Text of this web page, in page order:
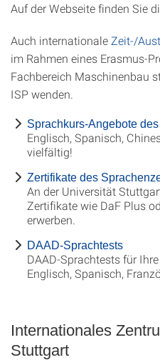
Auf der Webseite finden Sie
Auch internationale Zeit-/
im Rahmen eines Erasmus-
Fachbereich Maschinenbau
ISP wenden.
Sprachkurs-Angebote
Englisch, Spanisch,
vielfältig!
Zertifikate des
An der Universität
Zertifikate wie DaF Plus
erwerben.
DAAD-Sprachtests
DAAD-Sprachtests für
Englisch, Spanisch,
Internationales
Stuttgart